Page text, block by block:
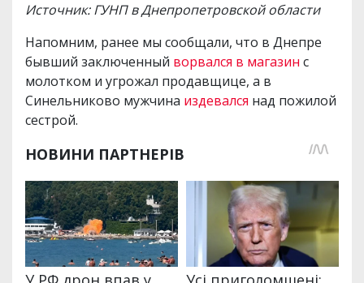
Источник: ГУНП в Днепропетровской области
Напомним, ранее мы сообщали, что в Днепре
бывший заключенный ворвался в магазин с
молотком и угрожал продавщице, а в
Синельниково мужчина издевался над пожилой
сестрой.